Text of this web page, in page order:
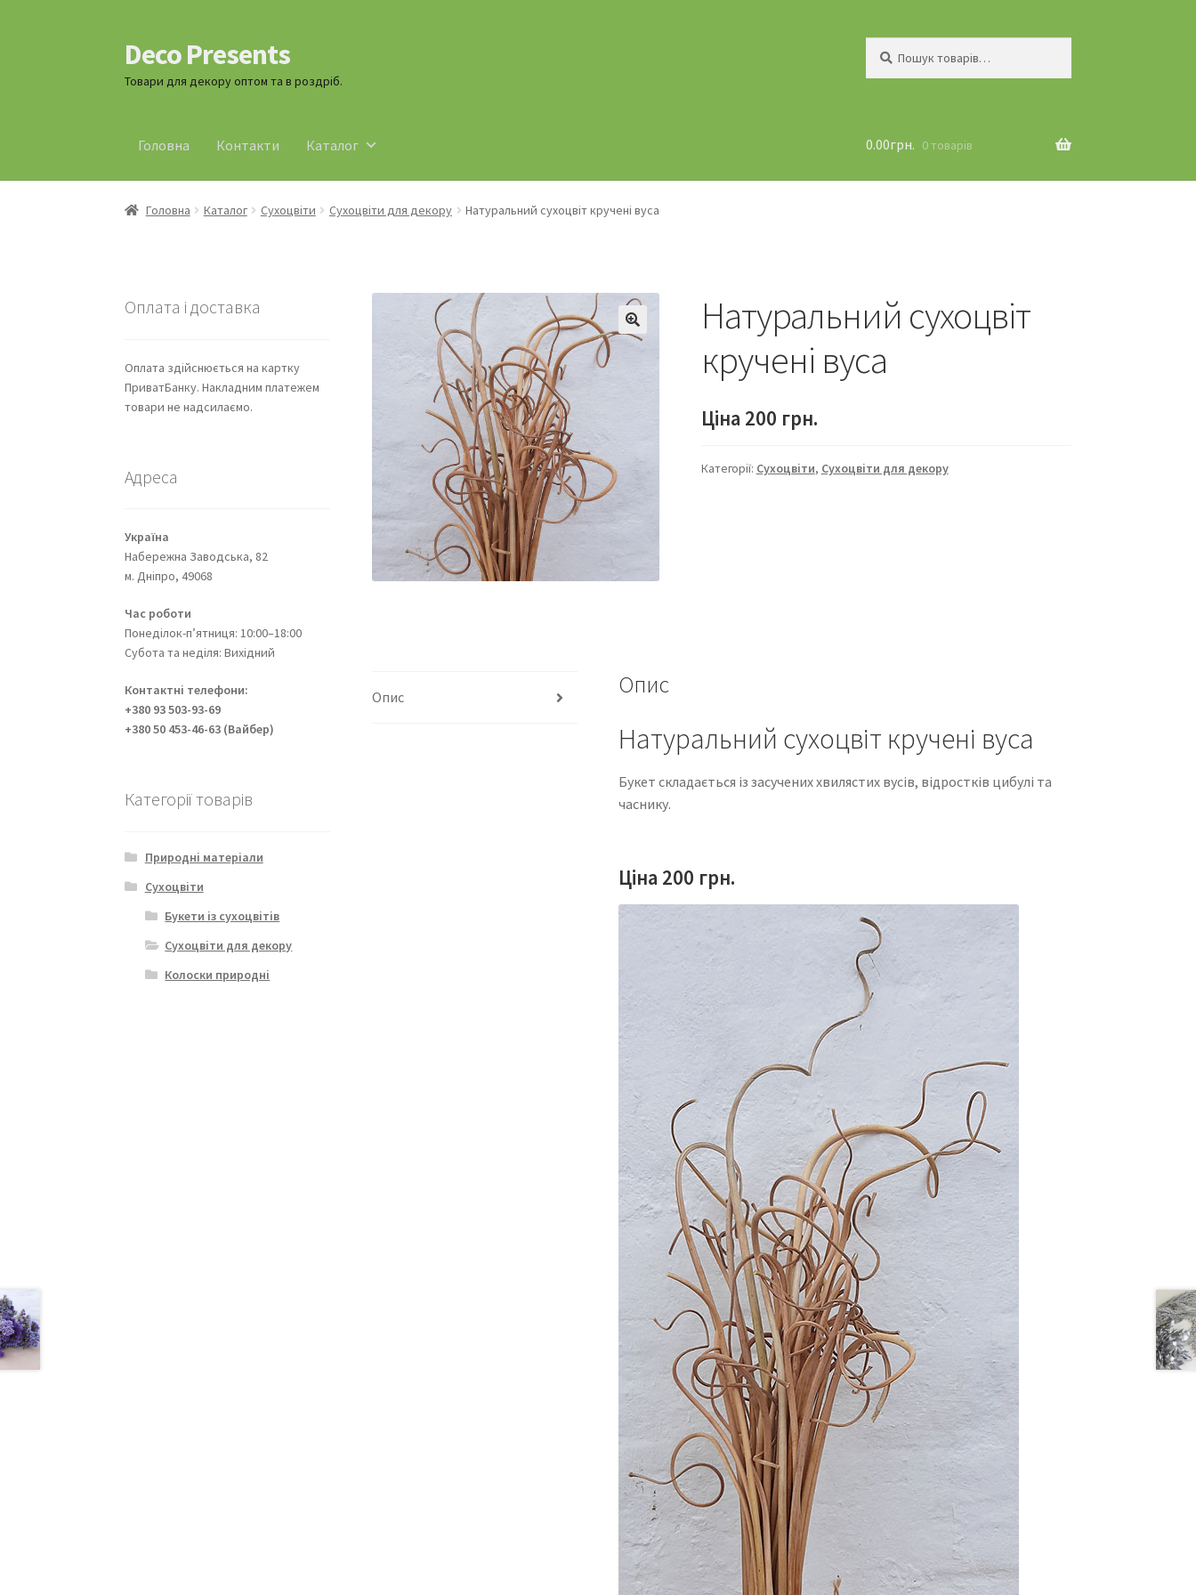
Перейти
до
навігації
Перейти
до
контенту
Deco Presents
Товари для декору оптом та в роздріб.
Головна Контакти Каталог 0.00грн. 0 товарів
Головна Каталог Сухоцвіти Сухоцвіти для декору Натуральний сухоцвіт кручені вуса
Натуральний сухоцвіт
кручені вуса
Ціна 200 грн.
Категорії: Сухоцвіти, Сухоцвіти для декору
Опис Опис
Натуральний сухоцвіт кручені вуса
Букет складається із засучених хвилястих вусів, відростків цибулі та
часнику.
Ціна 200 грн.
Оплата і доставка
Оплата здійснюється на картку
ПриватБанку. Накладним платежем
товари не надсилаємо.
Адреса
Україна
Набережна Заводська, 82
м. Дніпро, 49068
Час роботи
Понеділок-п’ятниця: 10:00–18:00
Субота та неділя: Вихідний
Контактні телефони:
+380 93 503-93-69
+380 50 453-46-63 (Вайбер)
Категорії товарів
Природні матеріали
Сухоцвіти
Букети із сухоцвітів
Сухоцвіти для декору
Колоски природні